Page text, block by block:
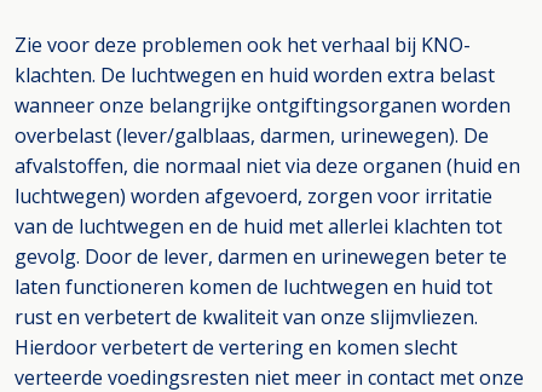
Zie voor deze problemen ook het verhaal bij KNO-
klachten. De luchtwegen en huid worden extra belast
wanneer onze belangrijke ontgiftingsorganen worden
overbelast (lever/galblaas, darmen, urinewegen). De
afvalstoffen, die normaal niet via deze organen (huid en
luchtwegen) worden afgevoerd, zorgen voor irritatie
van de luchtwegen en de huid met allerlei klachten tot
gevolg. Door de lever, darmen en urinewegen beter te
laten functioneren komen de luchtwegen en huid tot
rust en verbetert de kwaliteit van onze slijmvliezen.
Hierdoor verbetert de vertering en komen slecht
verteerde voedingsresten niet meer in contact met onze